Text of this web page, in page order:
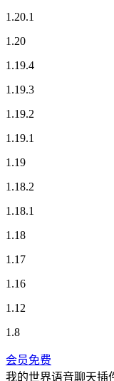
1.20.1
1.20
1.19.4
1.19.3
1.19.2
1.19.1
1.19
1.18.2
1.18.1
1.18
1.17
1.16
1.12
1.8
会员免费
我的世界语音聊天插